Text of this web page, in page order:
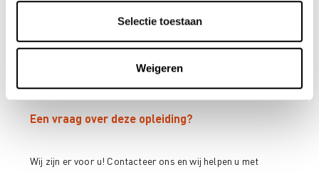
Selectie toestaan
Weigeren
vervolmakingscertificaat 'Begeleidingsnoei van laanbomen'
Een vraag over deze opleiding?
Wij zijn er voor u! Contacteer ons en wij helpen u met